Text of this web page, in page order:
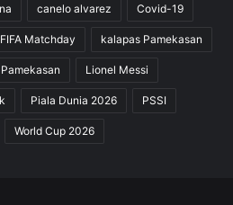
canelo alvarez Covid-19
FIFA Matchday kalapas Pamekasan
Lionel Messi
Piala Dunia 2026 PSSI
World Cup 2026